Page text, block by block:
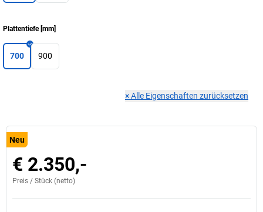
Plattentiefe[mm]
700 900
×Alle Eigenschaften zurücksetzen
Neu
€ 2.350,-
Preis / Stück (netto)